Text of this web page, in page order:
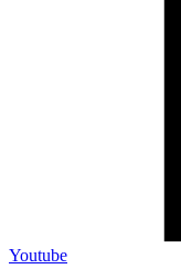
Youtube